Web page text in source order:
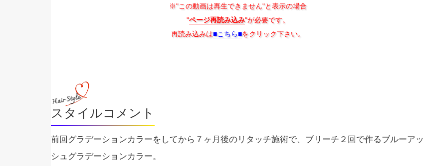
※"この動画は再生できません"と表示の場合
"ページ再読み込み"が必要です。
再読み込みは■こちら■をクリック下さい。
スタイルコメント
前回グラデーションカラーをしてから７ヶ月後のリタッチ施術で、ブリーチ２回で作るブルーアッ
シュグラデーションカラー。